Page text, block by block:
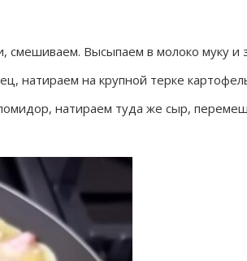
смешиваем. Высыпаем в молоко муку и
натираем на крупной терке
натираем туда же сыр,